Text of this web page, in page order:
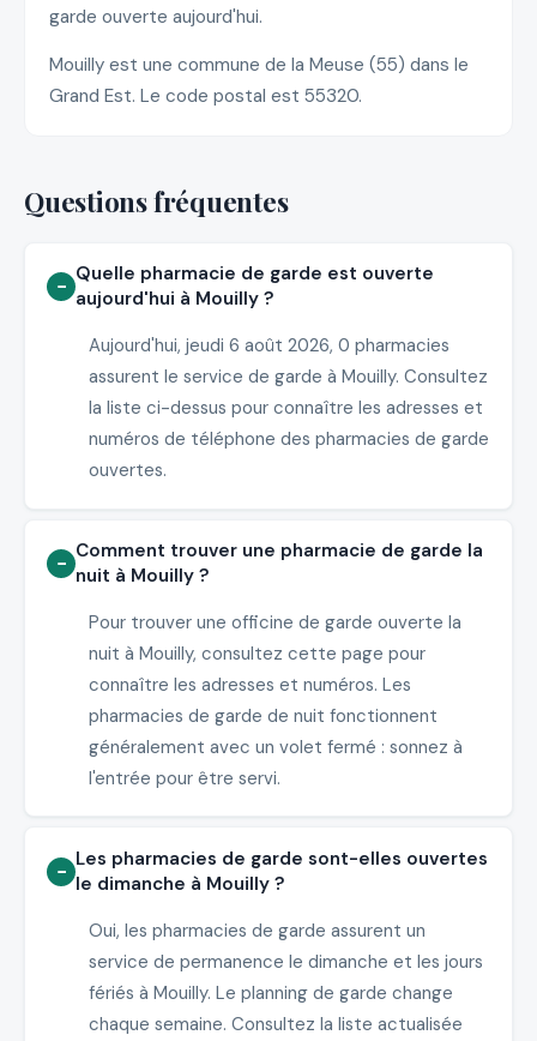
garde ouverte aujourd'hui.
Mouilly est une commune de la Meuse (55) dans le
Grand Est. Le code postal est 55320.
Questions fréquentes
Quelle pharmacie de garde est ouverte
aujourd'hui à Mouilly ?
Aujourd'hui, jeudi 6 août 2026, 0 pharmacies
assurent le service de garde à Mouilly. Consultez
la liste ci-dessus pour connaître les adresses et
numéros de téléphone des pharmacies de garde
ouvertes.
Comment trouver une pharmacie de garde la
nuit à Mouilly ?
Pour trouver une officine de garde ouverte la
nuit à Mouilly, consultez cette page pour
connaître les adresses et numéros. Les
pharmacies de garde de nuit fonctionnent
généralement avec un volet fermé : sonnez à
l'entrée pour être servi.
Les pharmacies de garde sont-elles ouvertes
le dimanche à Mouilly ?
Oui, les pharmacies de garde assurent un
service de permanence le dimanche et les jours
fériés à Mouilly. Le planning de garde change
chaque semaine. Consultez la liste actualisée